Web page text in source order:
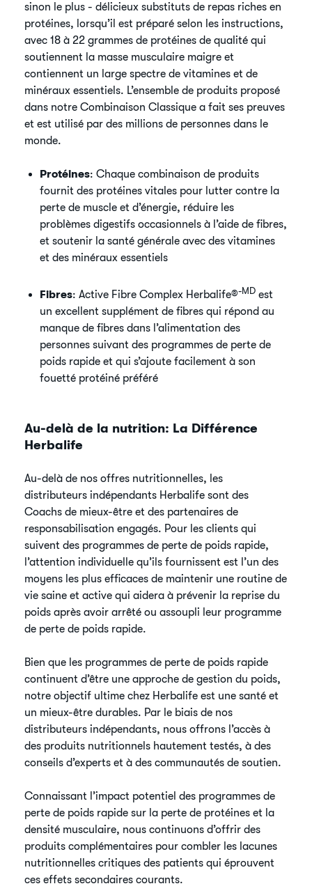
sinon le plus - délicieux substituts de repas riches en
protéines, lorsqu’il est préparé selon les instructions,
avec 18 à 22 grammes de protéines de qualité qui
soutiennent la masse musculaire maigre et
contiennent un large spectre de vitamines et de
minéraux essentiels. L’ensemble de produits proposé
dans notre Combinaison Classique a fait ses preuves
et est utilisé par des millions de personnes dans le
monde.
Protéines: Chaque combinaison de produits
fournit des protéines vitales pour lutter contre la
perte de muscle et d’énergie, réduire les
problèmes digestifs occasionnels à l’aide de fibres,
et soutenir la santé générale avec des vitamines
et des minéraux essentiels
Fibres: Active Fibre Complex Herbalife®-MD est
un excellent supplément de fibres qui répond au
manque de fibres dans l’alimentation des
personnes suivant des programmes de perte de
poids rapide et qui s’ajoute facilement à son
fouetté protéiné préféré
Au-delà de la nutrition: La Différence
Herbalife
Au-delà de nos offres nutritionnelles, les
distributeurs indépendants Herbalife sont des
Coachs de mieux-être et des partenaires de
responsabilisation engagés. Pour les clients qui
suivent des programmes de perte de poids rapide,
l’attention individuelle qu’ils fournissent est l’un des
moyens les plus efficaces de maintenir une routine de
vie saine et active qui aidera à prévenir la reprise du
poids après avoir arrêté ou assoupli leur programme
de perte de poids rapide.
Bien que les programmes de perte de poids rapide
continuent d’être une approche de gestion du poids,
notre objectif ultime chez Herbalife est une santé et
un mieux-être durables. Par le biais de nos
distributeurs indépendants, nous offrons l’accès à
des produits nutritionnels hautement testés, à des
conseils d’experts et à des communautés de soutien.
Connaissant l’impact potentiel des programmes de
perte de poids rapide sur la perte de protéines et la
densité musculaire, nous continuons d’offrir des
produits complémentaires pour combler les lacunes
nutritionnelles critiques des patients qui éprouvent
ces effets secondaires courants.